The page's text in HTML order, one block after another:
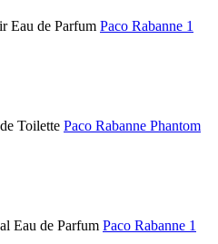
Paco Rabanne 1
Paco Rabanne Phantom
Paco Rabanne 1